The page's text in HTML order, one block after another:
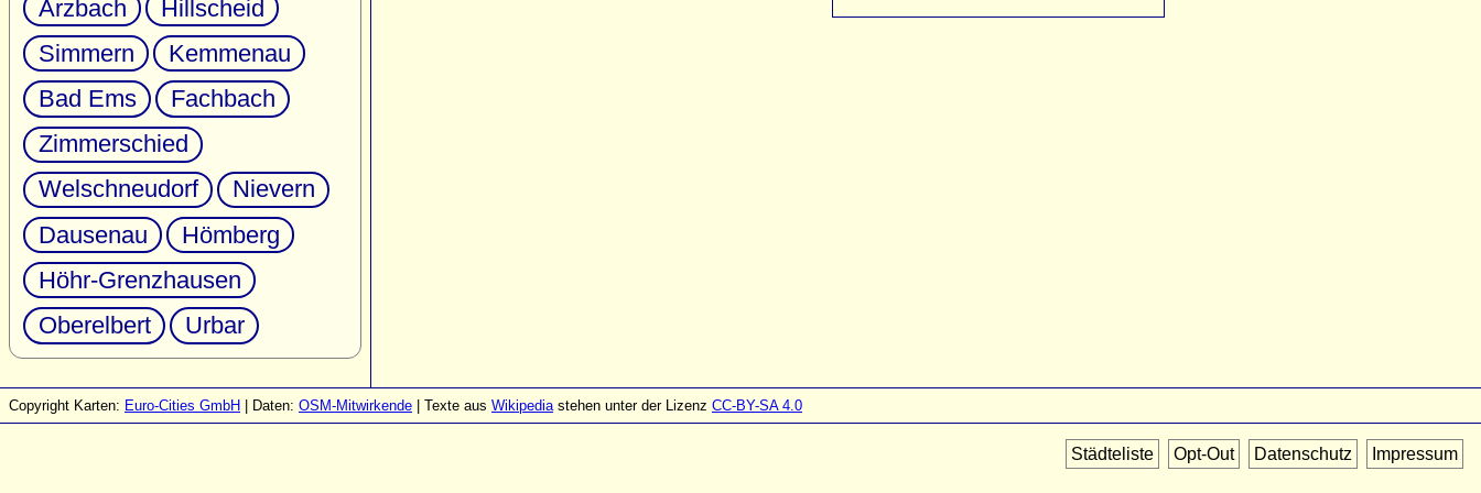
Arzbach
Hillscheid
Simmern
Kemmenau
Bad Ems
Fachbach
Zimmerschied
Welschneudorf
Nievern
Dausenau
Hömberg
Höhr-Grenzhausen
Oberelbert
Urbar
Copyright Karten: Euro-Cities GmbH | Daten: OSM-Mitwirkende | Texte aus Wikipediastehen unter der Lizenz CC-BY-SA 4.0
Städteliste Opt-Out Datenschutz Impressum